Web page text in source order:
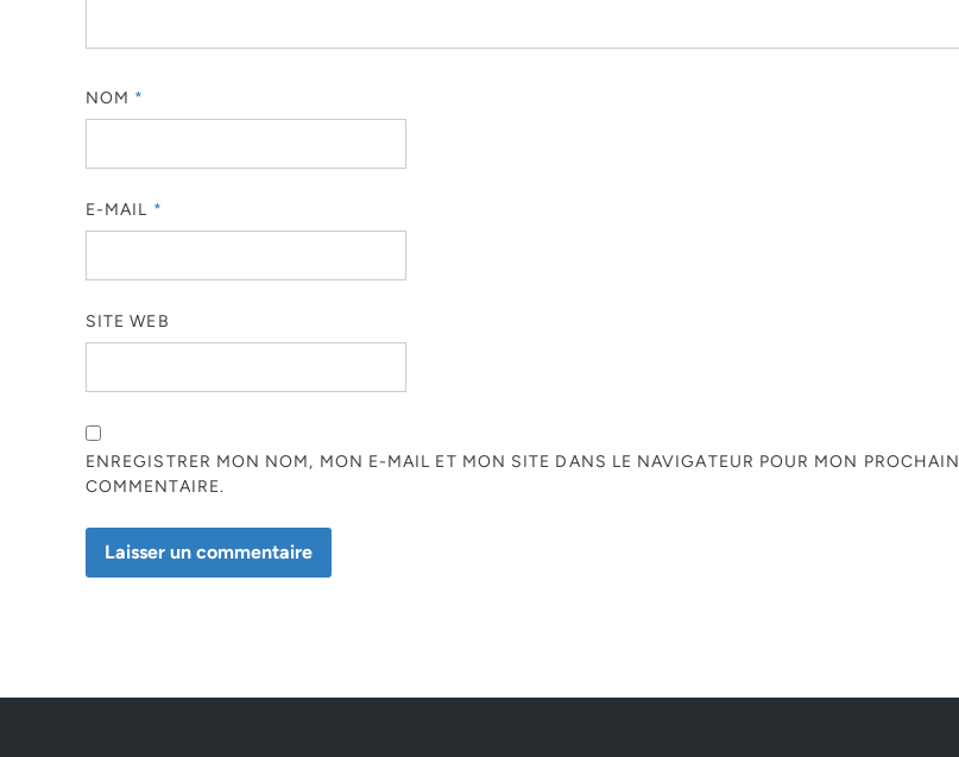
NOM *
E-MAIL *
SITE WEB
ENREGISTRER MON NOM, MON E-MAIL ET MON SITE DANS LE NAVIGATEUR POUR MON PROCHAIN
COMMENTAIRE.